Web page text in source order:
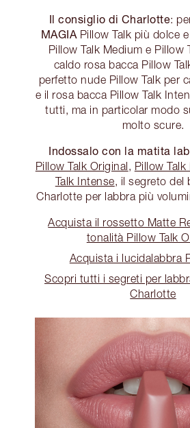
Il consiglio di Charlotte:
MAGIA Pillow Talk più dolce
Pillow Talk Medium e Pillow
caldo rosa bacca Pillow
perfetto nude Pillow Talk per
e il rosa bacca Pillow Talk
tutti, ma in particolar modo
molto scure.
Indossalo con la matita
Pillow Talk Original, Pillow Talk
Talk Intense, il segreto del
Charlotte per labbra più
Acquista il rossetto Matte
tonalità Pillow Talk
Acquista i lucidalabbra
Scopri tutti i segreti per
Charlotte